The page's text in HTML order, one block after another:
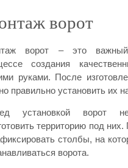
ворот
ворот – это
создания
руками. После
правильно установить их
установкой ворот
территорию под них.
столбы, на
ворота.